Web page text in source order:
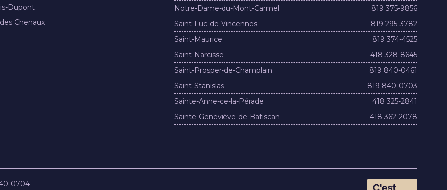
Dupont
Chenaux
Notre-Dame-du-Mont-Carmel
819 375-9856
Saint-Luc-de-Vincennes
819 295-3782
Saint-Maurice
819 374-4525
Saint-Narcisse
418 328-8645
Saint-Prosper-de-Champlain
819 840-0461
Saint-Stanislas
819 840-0703
Sainte-Anne-de-la-Pérade
418 325-2841
Sainte-Geneviève-de-Batiscan
418 362-2078
0704